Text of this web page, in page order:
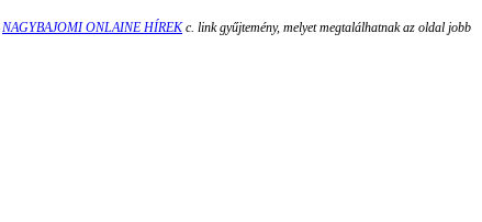
NAGYBAJOMI ONLAINE HÍREKc. link gyűjtemény, melyet megtalálhatnak az oldal jobb